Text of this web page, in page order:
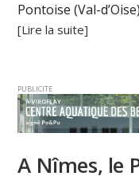
Pontoise (Val-
[Lire la suite]
PUBLICITE
A Nîmes, le